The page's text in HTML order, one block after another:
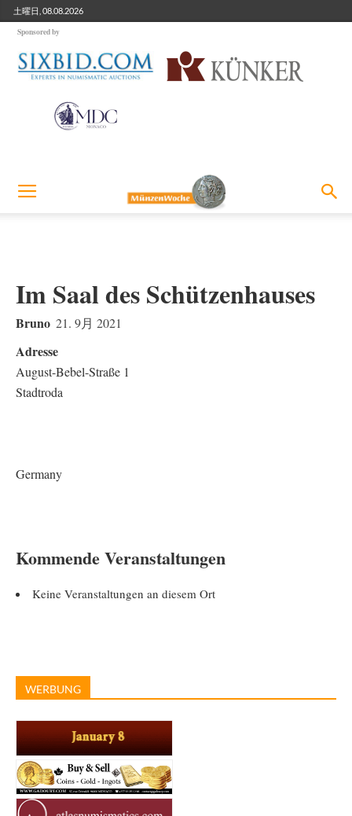
土曜日, 08.08.2026
Sponsored by
Im Saal des Schützenhauses
Bruno 21. 9月 2021
Adresse
August-Bebel-Straße 1
Stadtroda
Germany
Kommende Veranstaltungen
Keine Veranstaltungen an diesem Ort
WERBUNG